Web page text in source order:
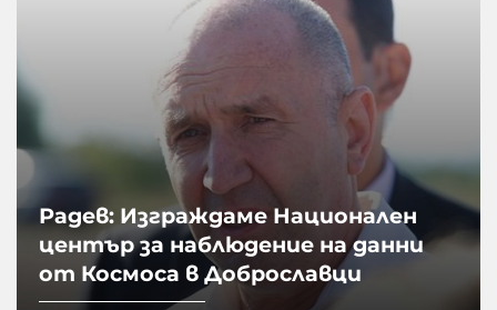
Радев: Изграждаме Национален
център за наблюдение на данни
от Космоса в Доброславци